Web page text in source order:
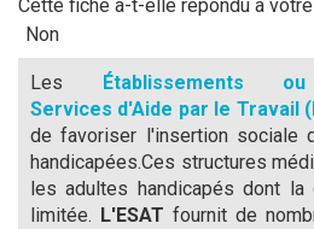
Cette fiche a-t-elle répondu à
Non
Les Établissements ou
Services d'Aide par le Travail
de favoriser l'insertion sociale
handicapées.Ces structures
les adultes handicapés dont
limitée. L'ESAT fournit de